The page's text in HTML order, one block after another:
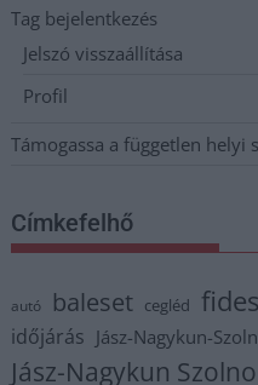
Tag bejelentkezés
Jelszó visszaállítása
Profil
Támogassa a független helyi
Címkefelhő
autó baleset cegléd
időjárás Jász-Nagykun-
Jász-Nagykun